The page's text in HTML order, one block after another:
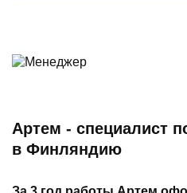
Артем - специалист
в Финляндию